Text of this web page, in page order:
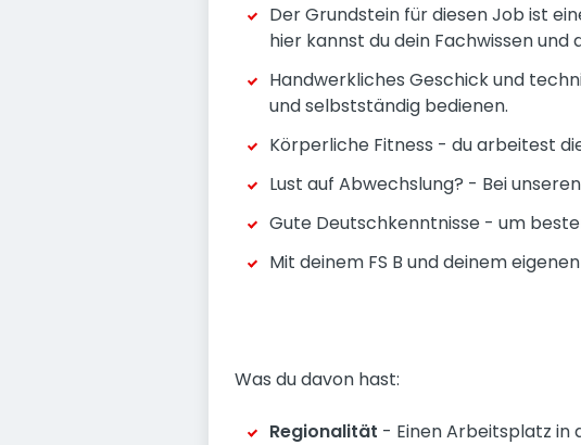
Der Grundstein für diesen Job ist
hier kannst du dein Fachwissen
Handwerkliches Geschick und
und selbstständig bedienen.
Körperliche Fitness - du arbeitest
Lust auf Abwechslung? - Bei
Gute Deutschkenntnisse - um
Mit deinem FS B und deinem
Was du davon hast:
Regionalität - Einen Arbeitsplatz in